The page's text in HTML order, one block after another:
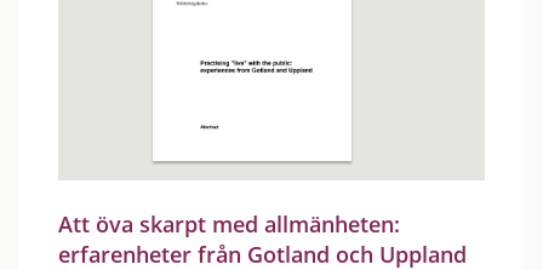
Att öva skarpt med allmänheten:
erfarenheter från Gotland och Uppland